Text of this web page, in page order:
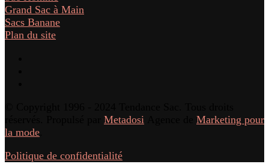
Grand Sac à Main
Sacs Banane
Plan du site
Metadosi
Marketing pour
la mode
Politique de confidentialité